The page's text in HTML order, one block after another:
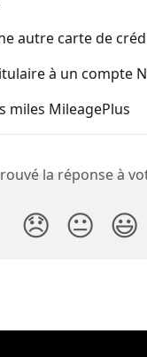
autre carte de
à un compte
miles MileagePlus
la réponse à
😞 😐 😃